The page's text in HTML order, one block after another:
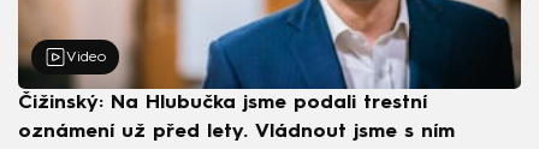
Video
Čižinský: Na Hlubučka jsme podali trestní
oznámení už před lety. Vládnout jsme s ním